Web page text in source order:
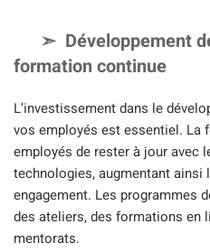
Développement
formation continue
L’investissement dans le
vos employés est essentiel. La
employés de rester à jour avec
technologies, augmentant ainsi
engagement. Les programmes
des ateliers, des formations en
mentorats.